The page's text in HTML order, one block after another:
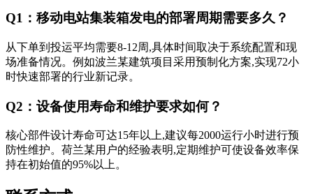
Q1：移动电站集装箱发电的部署周期需要多久？
从下单到投运平均需要8-12周,具体时间取决于系统配置和现
场准备情况。例如波兰某建筑项目采用预制化方案,实现72小
时快速部署的行业新记录。
Q2：设备使用寿命和维护要求如何？
核心部件设计寿命可达15年以上,建议每2000运行小时进行预
防性维护。荷兰某用户的经验表明,定期维护可使设备效率保
持在初始值的95%以上。